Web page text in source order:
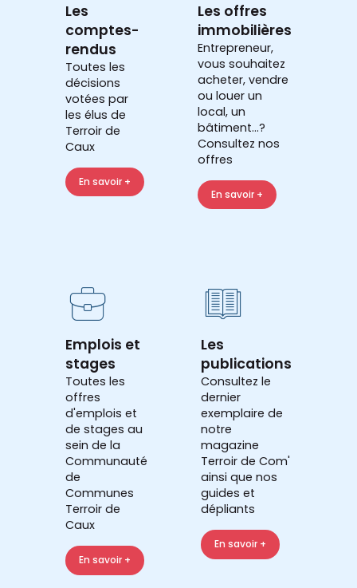
Les
comptes-
rendus
Toutes les
décisions
votées par
les élus de
Terroir de
Caux
En savoir +
Les offres
immobilières
Entrepreneur,
vous souhaitez
acheter, vendre
ou louer un
local, un
bâtiment...?
Consultez nos
offres
En savoir +
Emplois et
stages
Toutes les
offres
d'emplois et
de stages au
sein de la
Communauté
de
Communes
Terroir de
Caux
En savoir +
Les
publications
Consultez le
dernier
exemplaire de
notre
magazine
Terroir de Com'
ainsi que nos
guides et
dépliants
En savoir +